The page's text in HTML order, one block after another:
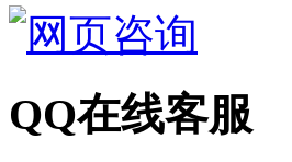
QQ在线客服